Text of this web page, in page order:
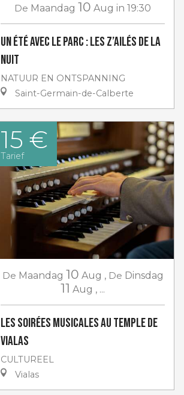
De Maandag 10 Aug in 19:30
Un Été avec le Parc : Les z’ailés de la
nuit
NATUUR EN ONTSPANNING
Saint-Germain-de-Calberte
15 €
Tarief
De Maandag 10 Aug , De Dinsdag
11 Aug , ...
Les soirées musicales au Temple de
Vialas
CULTUREEL
Vialas